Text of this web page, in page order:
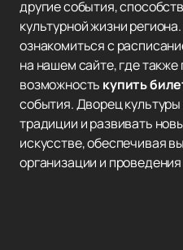
другие события,
культурной жизни
ознакомиться с
на нашем сайте, где
возможность купить
события. Дворец
традиции и развивать
искусстве, обеспечивая
организации и